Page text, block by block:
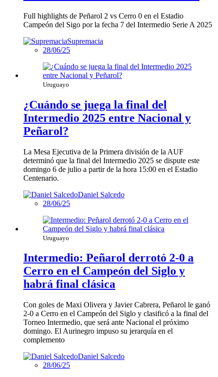
Full highlights de Peñarol 2 vs Cerro 0 en el Estadio
Campeón del Sigo por la fecha 7 del Intermedio Serie A 2025
Supremacia
28/06/25
Uruguayo
¿Cuándo se juega la final del
Intermedio 2025 entre Nacional y
Peñarol?
La Mesa Ejecutiva de la Primera división de la AUF
determinó que la final del Intermedio 2025 se dispute este
domingo 6 de julio a partir de la hora 15:00 en el Estadio
Centenario.
Daniel Salcedo
28/06/25
Uruguayo
Intermedio: Peñarol derrotó 2-0 a
Cerro en el Campeón del Siglo y
habrá final clásica
Con goles de Maxi Olivera y Javier Cabrera, Peñarol le ganó
2-0 a Cerro en el Campeón del Siglo y clasificó a la final del
Torneo Intermedio, que será ante Nacional el próximo
domingo. El Aurinegro impuso su jerarquía en el
complemento
Daniel Salcedo
28/06/25